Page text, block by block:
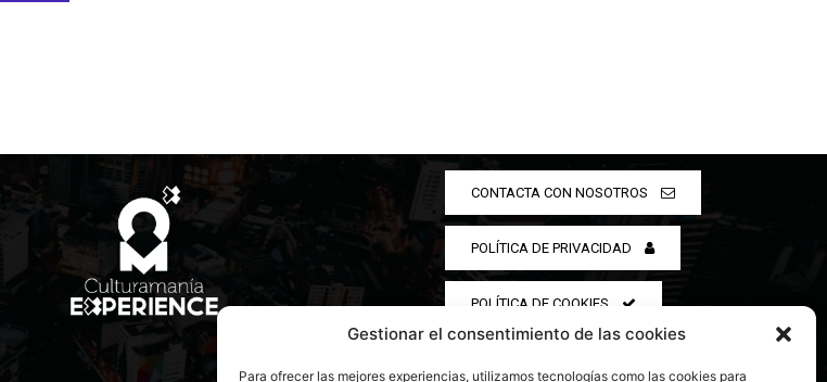
Gestionar el consentimiento de las cookies
Para ofrecer las mejores experiencias, utilizamos tecnologías como las cookies para
CONTACTA CON NOSOTROS
POLÍTICA DE PRIVACIDAD
POLÍTICA DE COOKIES